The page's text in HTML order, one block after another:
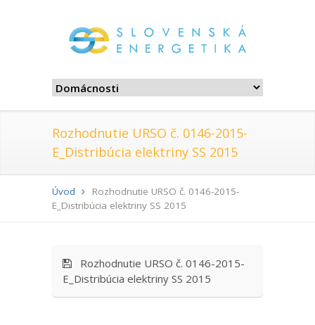
Rozhodnutie URSO č. 0146-2015-
E_Distribúcia elektriny SS 2015
Úvod
Rozhodnutie URSO č. 0146-2015-
E_Distribúcia elektriny SS 2015
Rozhodnutie URSO č. 0146-2015-
E_Distribúcia elektriny SS 2015